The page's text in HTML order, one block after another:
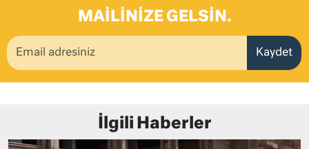
MAILINIZE GELSIN.
Kaydet
İlgili Haberler